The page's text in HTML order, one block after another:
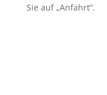
Sie auf „Anfahrt“.